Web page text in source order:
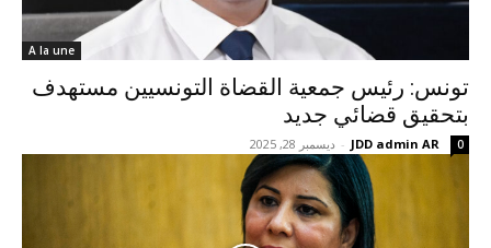
A la une
تونس: رئيس جمعية القضاة التونسيين مستهدف
بتحقيق قضائي جديد
JDD admin AR
- ديسمبر 28, 2025 0